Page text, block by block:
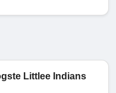
Littlee Indians